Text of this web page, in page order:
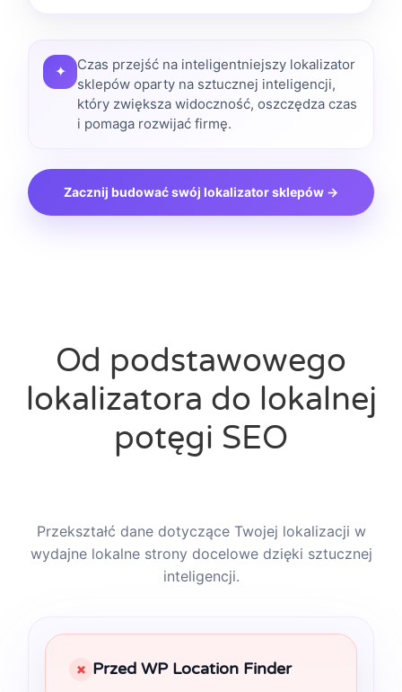
✦
Czas przejść na inteligentniejszy lokalizator
sklepów oparty na sztucznej inteligencji,
który zwiększa widoczność, oszczędza czas
i pomaga rozwijać firmę.
Zacznij budować swój lokalizator sklepów →
Od podstawowego
lokalizatora do lokalnej
potęgi SEO
Przekształć dane dotyczące Twojej lokalizacji w
wydajne lokalne strony docelowe dzięki sztucznej
inteligencji.
× Przed WP Location Finder